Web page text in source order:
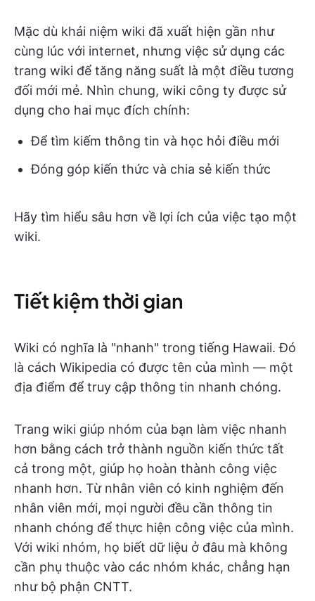
Mặc dù khái niệm wiki đã xuất hiện gần như
cùng lúc với internet, nhưng việc sử dụng các
trang wiki để tăng năng suất là một điều tương
đối mới mẻ. Nhìn chung, wiki công ty được sử
dụng cho hai mục đích chính:
Để tìm kiếm thông tin và học hỏi điều mới
Đóng góp kiến thức và chia sẻ kiến thức
Hãy tìm hiểu sâu hơn về lợi ích của việc tạo một
wiki.
Tiết kiệm thời gian
Wiki có nghĩa là "nhanh" trong tiếng Hawaii. Đó
là cách Wikipedia có được tên của mình — một
địa điểm để truy cập thông tin nhanh chóng.
Trang wiki giúp nhóm của bạn làm việc nhanh
hơn bằng cách trở thành nguồn kiến thức tất
cả trong một, giúp họ hoàn thành công việc
nhanh hơn. Từ nhân viên có kinh nghiệm đến
nhân viên mới, mọi người đều cần thông tin
nhanh chóng để thực hiện công việc của mình.
Với wiki nhóm, họ biết dữ liệu ở đâu mà không
cần phụ thuộc vào các nhóm khác, chẳng hạn
như bộ phận CNTT.